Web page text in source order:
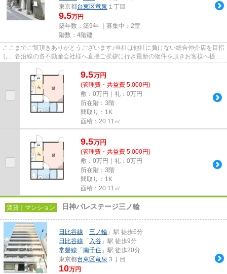
東京都台東区竜泉 １丁目
9.5万円
築年数：築9年 ｜募集中： 2室
階数：4階建
ここまでご覧頂きありがとうございます♪当社は他社に負けない総合仲介店を目指
し、各沿線の各不動産会社様へ直接ご挨拶に行き最新の物件を頂きお客様へ提供
9.5万円
(管理費・共益費 5,000円)
敷：0万円｜礼：0万円
所在階：3階
間取り：1K
面積：20.11㎡
9.5万円
(管理費・共益費 5,000円)
敷：0万円｜礼：0万円
所在階：3階
間取り：1K
面積：20.11㎡
賃貸｜マンション 日神パレステージ三ノ輪
日比谷線 「 三ノ輪 」駅 徒歩6分
日比谷線 「 入谷 」駅 徒歩9分
常磐線 「 南千住 」駅 徒歩20分
東京都台東区竜泉 ３丁目
10万円